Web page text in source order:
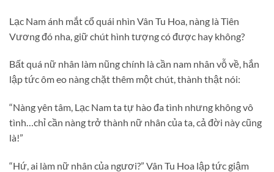
Lạc Nam ánh mắt cổ quái nhìn Vân Tu Hoa, nàng là Tiên
Vương đó nha, giữ chút hình tượng có được hay không?
Bất quá nữ nhân làm nũng chính là cần nam nhân vỗ về, hắn
lập tức ôm eo nàng chặt thêm một chút, thành thật nói:
“Nàng yên tâm, Lạc Nam ta tự hào đa tình nhưng không vô
tình…chỉ cần nàng trở thành nữ nhân của ta, cả đời này cũng
là!”
“Hứ, ai làm nữ nhân của ngươi?” Vân Tu Hoa lập tức giậm